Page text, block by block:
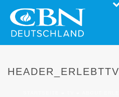
HEADER_ERLEBTTV